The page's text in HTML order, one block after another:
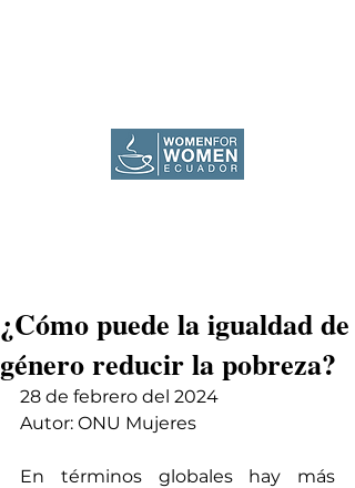
¿Cómo puede la igualdad de
género reducir la pobreza?
28 de febrero del 2024
Autor: ONU Mujeres
En términos globales hay más